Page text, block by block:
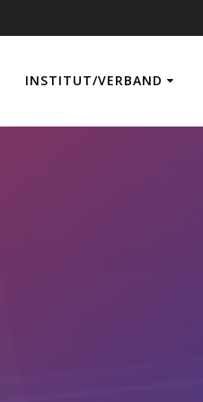
INSTITUT/VERBAND